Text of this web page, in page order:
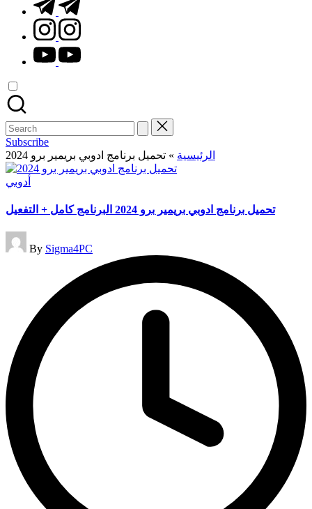
instagram.com
youtube.com
Search
for:
Subscribe
الرئيسية » تحميل برنامج ادوبي بريمير برو 2024
Posted
أدوبي
تحميل برنامج ادوبي بريمير برو 2024 البرنامج كامل + التفعيل
Posted
by
By Sigma4PC